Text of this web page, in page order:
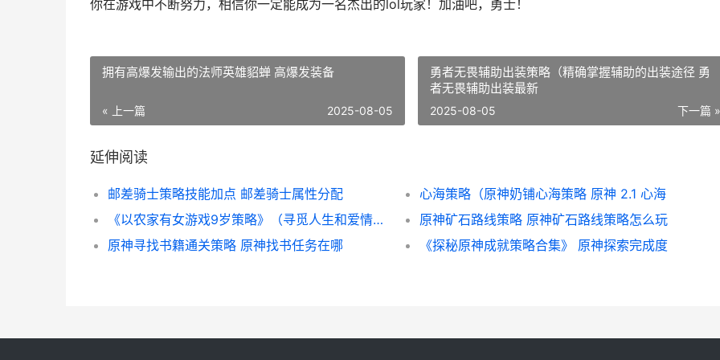
你在游戏中不断努力，相信你一定能成为一名杰出的lol玩家！加油吧，勇士！
拥有高爆发输出的法师英雄貂蝉 高爆发装备
« 上一篇 2025-08-05
勇者无畏辅助出装策略（精确掌握辅助的出装途径 勇
者无畏辅助出装最新
下一篇 »
2025-08-05
延伸阅读
邮差骑士策略技能加点 邮差骑士属性分配
心海策略（原神奶铺心海策略 原神 2.1 心海
《以农家有女游戏9岁策略》（寻觅人生和爱情的奇妙冒险 农家有女来种田
原神矿石路线策略 原神矿石路线策略怎么玩
原神寻找书籍通关策略 原神找书任务在哪
《探秘原神成就策略合集》 原神探索完成度